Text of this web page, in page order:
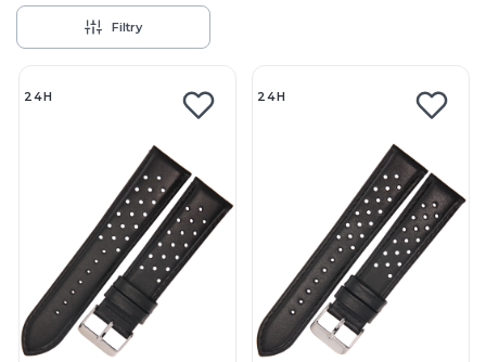
Filtry
24H 24H